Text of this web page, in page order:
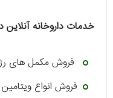
خدمات داروخانه آنلاین
فروش مکمل ‌های
فروش انواع